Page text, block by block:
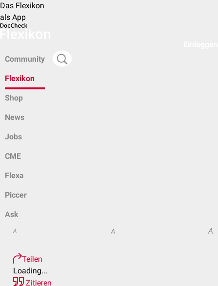
Das Flexikon
als App
Community
Flexikon
Shop
News
Jobs
CME
Flexa
Piccer
Ask
A A A
Teilen
Loading...
Zitieren